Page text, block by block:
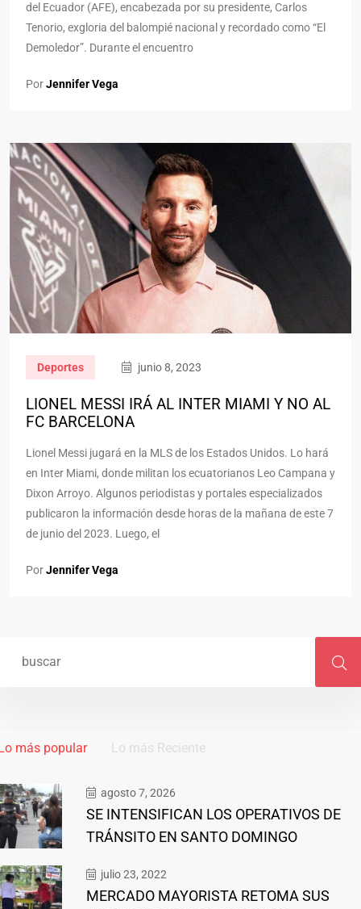
del Ecuador (AFE), encabezada por su presidente, Carlos
Tenorio, exgloria del balompié nacional y recordado como “El
Demoledor”. Durante el encuentro
PorJennifer Vega
Deportes junio 8, 2023
LIONEL MESSI IRÁ AL INTER MIAMI Y NO AL
FC BARCELONA
Lionel Messi jugará en la MLS de los Estados Unidos. Lo hará
en Inter Miami, donde militan los ecuatorianos Leo Campana y
Dixon Arroyo. Algunos periodistas y portales especializados
publicaron la información desde horas de la mañana de este 7
de junio del 2023. Luego, el
PorJennifer Vega
más popular Lo más Reciente
agosto 7, 2026
SE INTENSIFICAN LOS OPERATIVOS DE
TRÁNSITO EN SANTO DOMINGO
julio 23, 2022
MERCADO MAYORISTA RETOMA SUS